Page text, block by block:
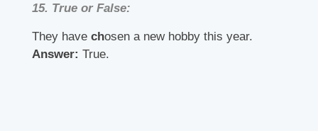
15. True or False:
They have chosen a new hobby this year.
Answer: True.